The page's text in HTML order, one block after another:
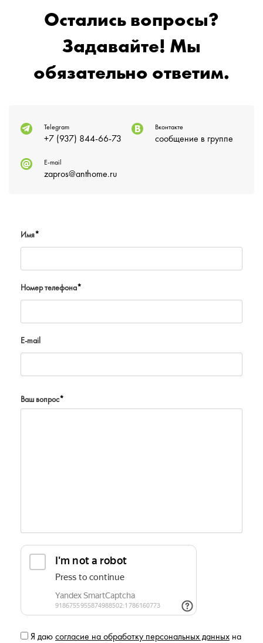
Остались вопросы?
Задавайте! Мы
обязательно ответим.
Telegram
+7 (937) 844-66-73
Вконтакте
сообщение в группе
E-mail
zapros@anthome.ru
Имя*
Номер телефона*
E-mail
Ваш вопрос*
Я даю согласие на обработку персональных данных на